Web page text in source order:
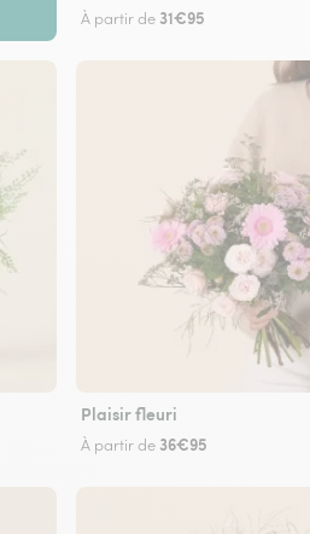
À partir de 31€95
Plaisir fleuri
À partir de 36€95